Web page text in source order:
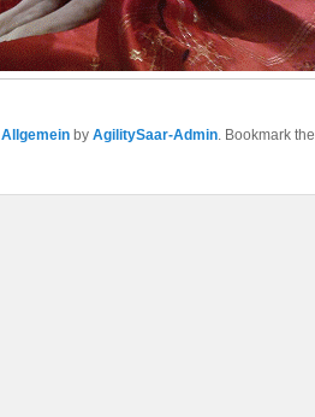
Allgemein by AgilitySaar-Admin. Bookmark the